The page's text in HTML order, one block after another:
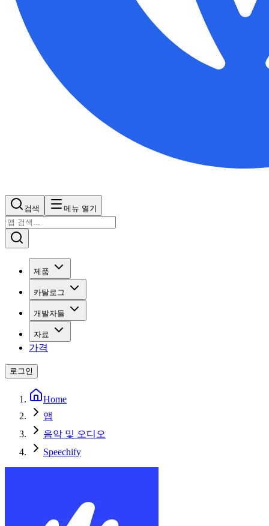
검색 메뉴 열기
제품
카탈로그
개발자들
자료
가격
로그인
Home
앱
음악 및 오디오
Speechify